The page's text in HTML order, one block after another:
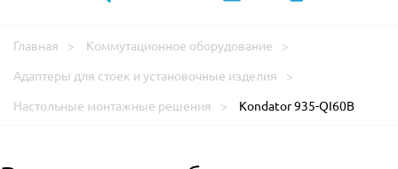
Главная
Коммутационное оборудование
Адаптеры для стоек и установочные изделия
Настольные монтажные решения
Kondator 935-QI60B